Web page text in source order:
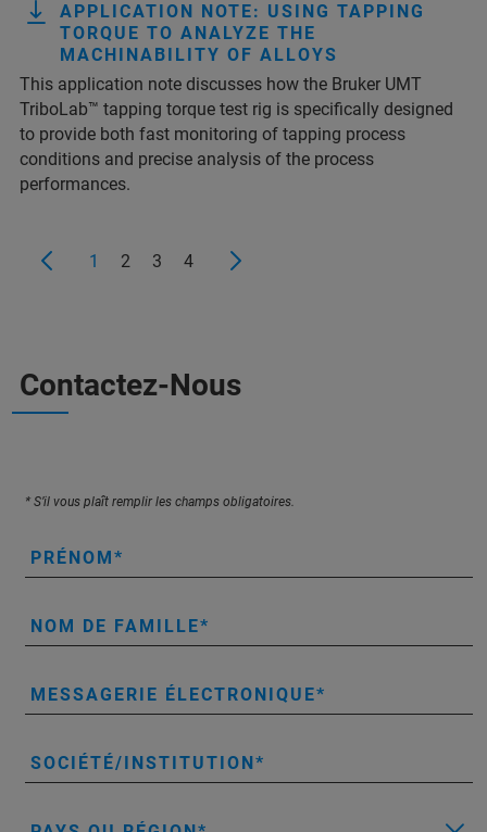
APPLICATION NOTE: USING TAPPING
TORQUE TO ANALYZE THE
MACHINABILITY OF ALLOYS
This application note discusses how the Bruker UMT
TriboLab™ tapping torque test rig is specifically designed
to provide both fast monitoring of tapping process
conditions and precise analysis of the process
performances.
1 2 3 4
Contactez-Nous
* S’il vous plaît remplir les champs obligatoires.
PRÉNOM
NOM DE FAMILLE
MESSAGERIE ÉLECTRONIQUE
SOCIÉTÉ/INSTITUTION